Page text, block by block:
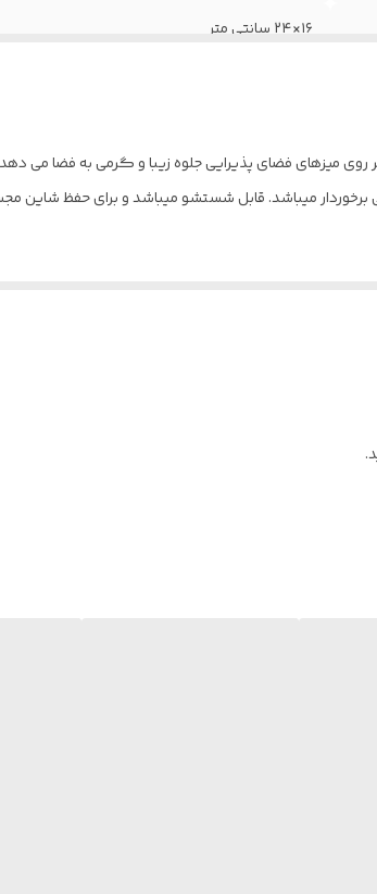
۱۶×۲۴ سانتی متر
روی میزهای فضای پذیرایی جلوه زیبا و گرمی به فضا می
برخوردار میباشد. قابل شستشو میباشد و برای حفظ